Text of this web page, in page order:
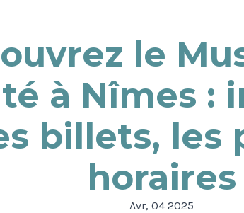
le
à Nîmes :
billets, les
horaires
Avr, 04 2025